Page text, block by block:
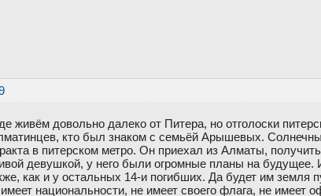
живём довольно далеко от Питера, но отголоски
кто был знаком с семьёй Арышевых.
в питерском метро. Он приехал из Алматы,
девушкой, у него были огромные планы на будущее.
как и у остальных 14-и погибших. Да будет им земля
национальности, не имеет своего флага, не имеет